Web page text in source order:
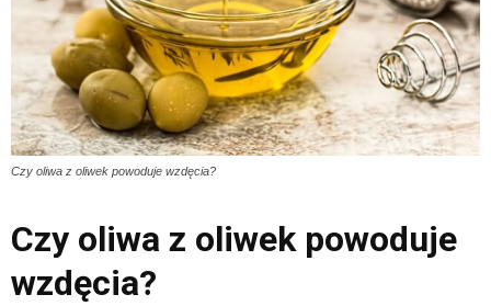
Czy oliwa z oliwek powoduje wzdęcia?
Czy oliwa z oliwek powoduje
wzdęcia?